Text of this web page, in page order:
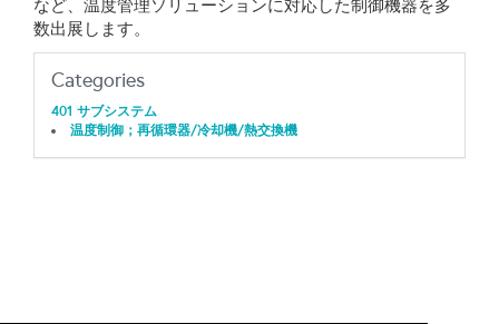
など、温度管理ソリューションに対応した制御機器を多
数出展します。
Categories
401 サブシステム
温度制御；再循環器/冷却機/熱交換機